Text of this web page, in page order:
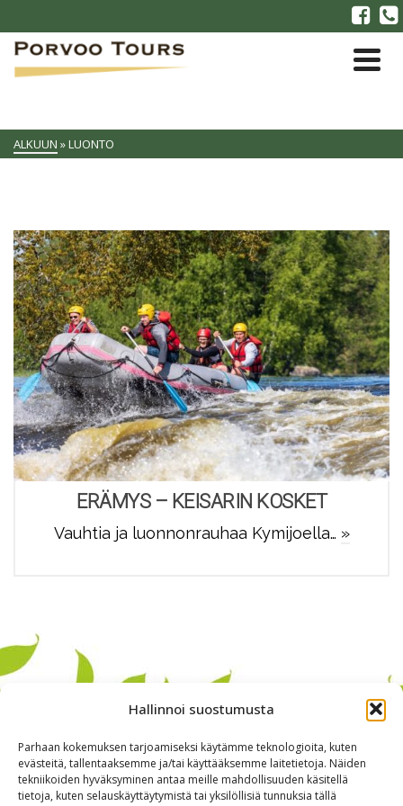
Hallinnoi suostumusta
Parhaan kokemuksen tarjoamiseksi käytämme teknologioita, kuten
evästeitä, tallentaaksemme ja/tai käyttääksemme laitetietoja. Näiden
tekniikoiden hyväksyminen antaa meille mahdollisuuden käsitellä
tietoja, kuten selauskäyttäytymistä tai yksilöllisiä tunnuksia tällä
ALKUUN »LUONTO
ERÄMYS – KEISARIN KOSKET
Vauhtia ja luonnonrauhaa Kymijoella… »